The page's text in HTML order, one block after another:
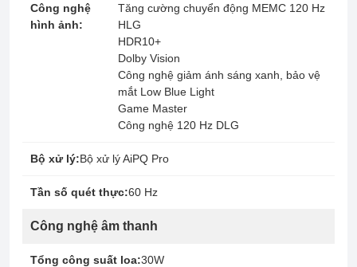
Công nghệ
hình ảnh:
Tăng cường chuyển động MEMC 120 Hz
HLG
HDR10+
Dolby Vision
Công nghệ giảm ánh sáng xanh, bảo vệ
mắt Low Blue Light
Game Master
Công nghệ 120 Hz DLG
Bộ xử lý:Bộ xử lý AiPQ Pro
Tần số quét thực:60 Hz
Công nghệ âm thanh
Tổng công suất loa:30W